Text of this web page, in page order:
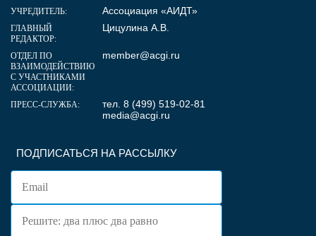
ПОДПИСАТЬСЯ НА РАССЫЛКУ
УЧРЕДИТЕЛЬ: Ассоциация «АИДТ»
ГЛАВНЫЙ
РЕДАКТОР:
Цицулина А.В.
ОТДЕЛ ПО
ВЗАИМОДЕЙСТВИЮ
С УЧАСТНИКАМИ
АССОЦИАЦИИ:
member@acgi.ru
ПРЕСС-СЛУЖБА:
тел. 8 (499) 519-02-81
media@acgi.ru